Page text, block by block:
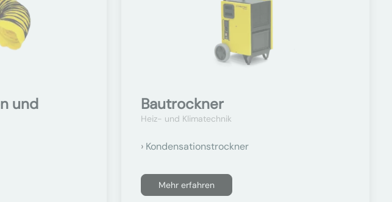
und Bautrockner
Heiz- und Klimatechnik
Kondensationstrockner
Mehr erfahren